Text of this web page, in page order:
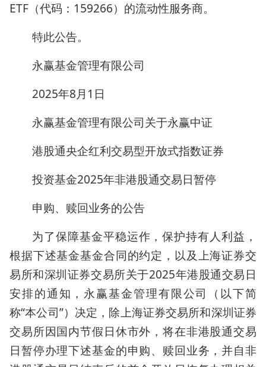
ETF（代码：159266）的流动性服务商。
特此公告。
永赢基金管理有限公司
2025年8月1日
永赢基金管理有限公司关于永赢中证
港股通央企红利交易型开放式指数证券
投资基金2025年非港股通交易日暂停
申购、赎回业务的公告
为了保障基金平稳运作，保护持有人利益，
根据下述基金基金合同的约定，以及上海证券交
易所和深圳证券交易所关于2025年港股通交易日
安排的通知，永赢基金管理有限公司（以下简
称“本公司”）决定，除上海证券交易所和深圳证券
交易所因国内节假日休市外，将在非港股通交易
日暂停办理下述基金的申购、赎回业务，并自非